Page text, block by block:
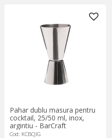
Pahar dublu masura pentru
cocktail, 25/50 ml, inox,
argintiu - BarCraft
Cod: KCBCJIG